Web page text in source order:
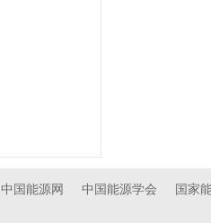
中国能源网 中国能源学会 国家